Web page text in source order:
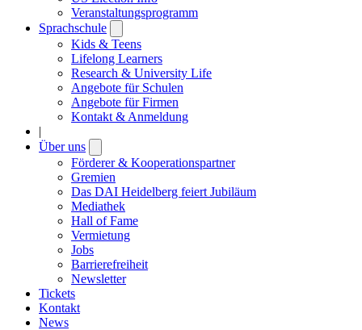
Veranstaltungsprogramm
Sprachschule
submenu
Kids & Teens
Lifelong Learners
Research & University Life
Angebote für Schulen
Angebote für Firmen
Kontakt & Anmeldung
|
Über uns
submenu
Förderer & Kooperationspartner
Gremien
Das DAI Heidelberg feiert Jubiläum
Mediathek
Hall of Fame
Vermietung
Jobs
Barrierefreiheit
Newsletter
Tickets
Kontakt
News